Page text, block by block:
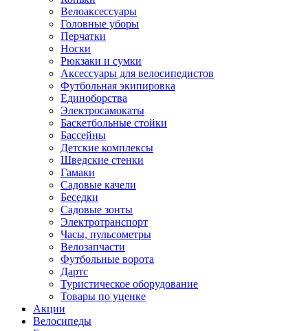
Велоаксессуары
Головные уборы
Перчатки
Носки
Рюкзаки и сумки
Аксессуары для велосипедистов
Футбольная экипировка
Единоборства
Электросамокаты
Баскетбольные стойки
Бассейны
Детские комплексы
Шведские стенки
Гамаки
Садовые качели
Беседки
Садовые зонты
Электротранспорт
Часы, пульсометры
Велозапчасти
Футбольные ворота
Дартс
Туристическое оборудование
Товары по уценке
Акции
Велосипеды